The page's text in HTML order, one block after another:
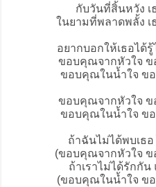
กับวันที่สิ้นหวัง
ในยามที่พลาดพลั้ง เ
อยากบอกให้เธอได้
ขอบคุณจากหัวใจ
ขอบคุณในน้ำใจ ข
ขอบคุณจากหัวใจ
ขอบคุณในน้ำใจ ข
ถ้าฉันไม่ได้พบเธอ
(ขอบคุณจากหัวใจ
ถ้าเราไม่ได้รักกั
(ขอบคุณในน้ำใจ ข